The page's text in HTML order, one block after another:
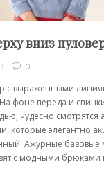
вниз
0
с выраженными
На фоне переда и
чудесно смотрятся
которые элегантно
Ажурные базовые
с модными брюками